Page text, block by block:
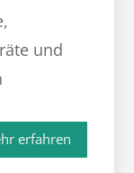
und
erfahren